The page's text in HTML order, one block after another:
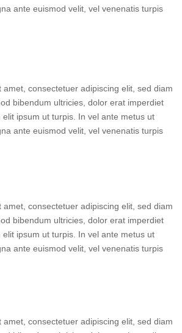
ante euismod velit, vel venenatis turpis
amet, consectetuer adipiscing elit, sed diam
bibendum ultricies, dolor erat imperdiet
ipsum ut turpis. In vel ante metus ut
ante euismod velit, vel venenatis turpis
amet, consectetuer adipiscing elit, sed diam
bibendum ultricies, dolor erat imperdiet
ipsum ut turpis. In vel ante metus ut
ante euismod velit, vel venenatis turpis
amet, consectetuer adipiscing elit, sed diam